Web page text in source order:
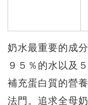
奶水最重要的成
９５％的水以及
補充蛋白質的營
法門。追求全母